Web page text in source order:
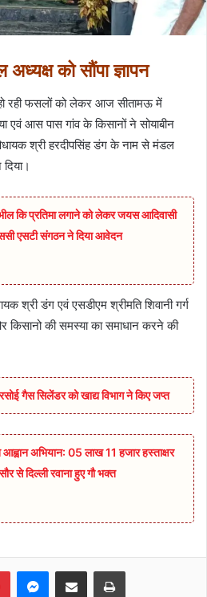
को सौंपा ज्ञापन
रही फसलों को लेकर आज सीतामऊ में
एवं आस पास गांव के किसानों ने सोयाबीन
श्री हरदीपसिंह डंग के नाम से मंडल
कि प्रतिमा लगाने को लेकर जयस आदिवासी
एसटी संगठन ने दिया आवेदन
श्री डंग एवं एसडीएम श्रीमति शिवानी गर्ग
किसानो की समस्या का समाधान करने की
गैस सिलेंडर को खाद्य विभाग ने किए जप्त
आह्वान अभियान: 05 लाख 11 हजार हस्ताक्षर
से दिल्ली रवाना हुए गौ भक्त
PinterestMessenger
Share via Email Print